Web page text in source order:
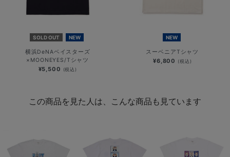
SOLD OUT NEW
横浜DeNAベイスターズ
×MOONEYES/Tシャツ
¥5,500 (税込)
NEW
スーベニアTシャツ
¥6,800 (税込)
この商品を見た人は、こんな商品も見ています